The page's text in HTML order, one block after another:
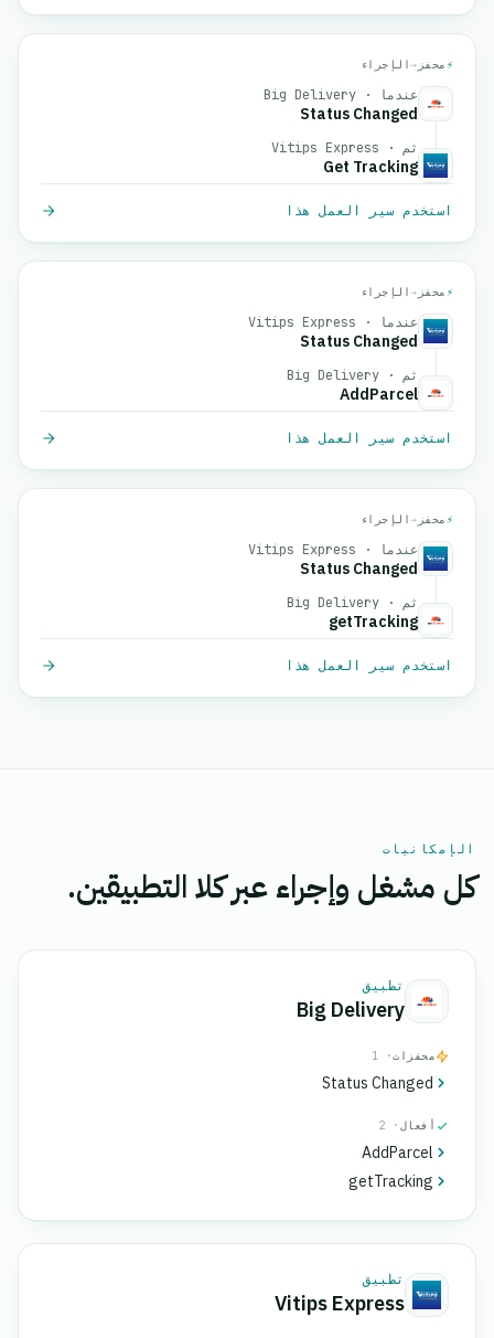
⚡ محفز →الإجراء
عندما · Big Delivery
Status Changed
ثم · Vitips Express
Get Tracking
استخدم سير العمل هذا
⚡ محفز →الإجراء
عندما · Vitips Express
Status Changed
ثم · Big Delivery
AddParcel
استخدم سير العمل هذا
⚡ محفز →الإجراء
عندما · Vitips Express
Status Changed
ثم · Big Delivery
getTracking
استخدم سير العمل هذا
الإمكانيات
كل مشغل وإجراء عبر كلا التطبيقين.
تطبيق
Big Delivery
محفزات· 1
Status Changed
أفعال · 2
AddParcel
getTracking
تطبيق
Vitips Express